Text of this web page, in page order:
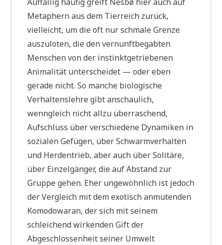
Metaphern aus dem Tierreich zurück,
vielleicht, um die oft nur schmale Grenze
auszuloten, die den vernunftbegabten
Menschen von der instinktgetriebenen
Animalität unterscheidet — oder eben
gerade nicht. So manche biologische
Verhaltenslehre gibt anschaulich,
wenngleich nicht allzu überraschend,
Aufschluss über verschiedene Dynamiken in
sozialen Gefügen, über Schwarmverhalten
und Herdentrieb, aber auch über Solitäre,
über Einzelgänger, die auf Abstand zur
Gruppe gehen. Eher ungewöhnlich ist jedoch
der Vergleich mit dem exotisch anmutenden
Komodowaran, der sich mit seinem
schleichend wirkenden Gift der
Abgeschlossenheit seiner Umwelt